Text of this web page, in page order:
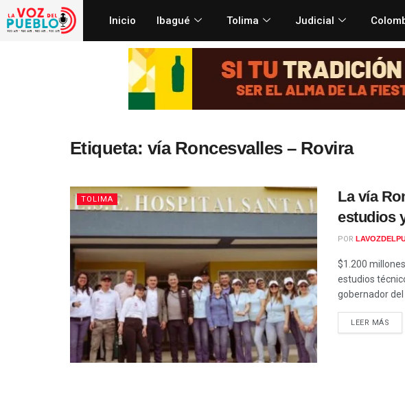
Inicio Ibagué Tolima Judicial
Etiqueta: vía Roncesvalles – Rovira
TOLIMA
La vía
estudios
POR
$1.200
estudios
gobernador del
LEER MÁS